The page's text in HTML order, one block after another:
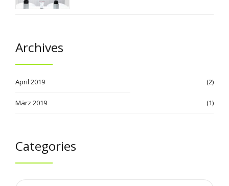
Archives
April 2019 (2)
März 2019 (1)
Categories